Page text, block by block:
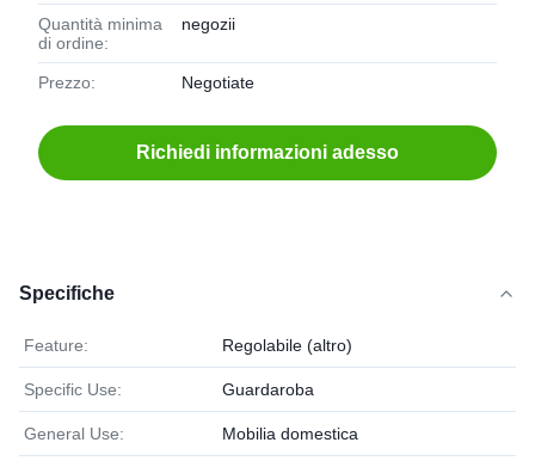
Quantità minima
di ordine:
negozii
Prezzo: Negotiate
Richiedi informazioni adesso
Specifiche
Feature: Regolabile (altro)
Specific Use: Guardaroba
General Use: Mobilia domestica